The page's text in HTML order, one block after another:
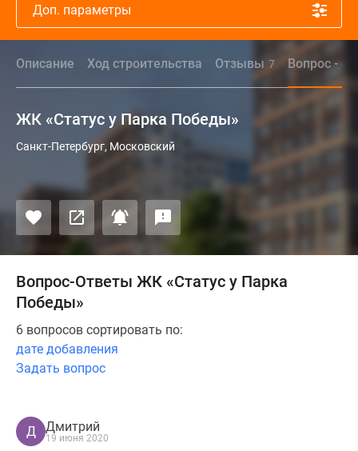
Доп. параметры
Описание Ход строительства Отзывы 7 Вопрос -
ЖК «Статус у Парка Победы»
Санкт-Петербург, Московский
Вопрос-Ответы ЖК «Статус у Парка
Победы»
6 вопросов сортировать по:
дате добавления
Задать вопрос
Д Дмитрий
19 июня 2020